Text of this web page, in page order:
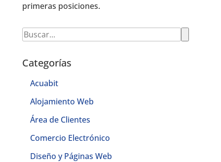
primeras posiciones.
Categorías
Acuabit
Alojamiento Web
Área de Clientes
Comercio Electrónico
Diseño y Páginas Web